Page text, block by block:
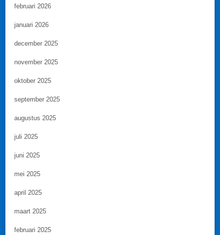
februari 2026
januari 2026
december 2025
november 2025
oktober 2025
september 2025
augustus 2025
juli 2025
juni 2025
mei 2025
april 2025
maart 2025
februari 2025